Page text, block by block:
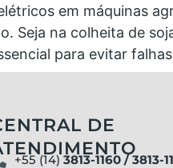
em máquinas
Seja na colheita de
para evitar
DE
+55 (14)3813-1160 / 3813-